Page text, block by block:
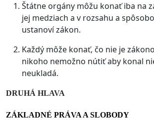
Štátne orgány môžu konať iba na
jej medziach a v rozsahu a
ustanoví zákon.
Každý môže konať, čo nie je
nikoho nemožno nútiť aby konal
neukladá.
DRUHÁ HLAVA
ZÁKLADNÉ PRÁVA A SLOBODY